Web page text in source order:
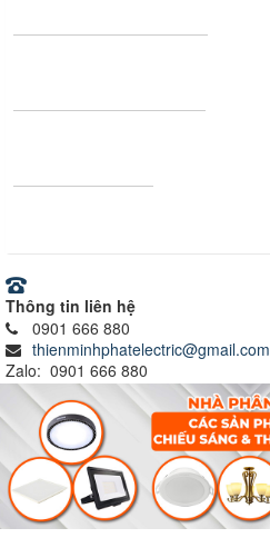
Thông tin liên hệ
0901 666 880
thienminhphatelectric@gmail.com
Zalo: 0901 666 880